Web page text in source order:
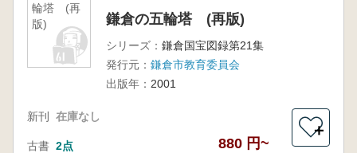
輪塔 (再
版)
鎌倉の五輪塔 (再版)
シリーズ： 鎌倉国宝図録第21集
発行元： 鎌倉市教育委員会
出版年： 2001
新刊 在庫なし
古書 2点 880 円~
＋